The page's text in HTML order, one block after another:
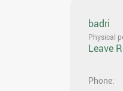
badri
Physical
Leave
Phone